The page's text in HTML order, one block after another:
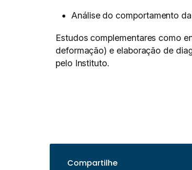
Análise do comportamento
Estudos complementares como
deformação) e elaboração de
pelo Instituto.
Compartilhe